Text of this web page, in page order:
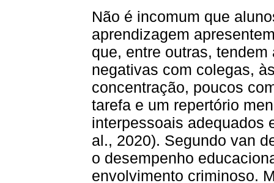
Não é incomum que
aprendizagem
que, entre outras,
negativas com colegas,
concentração, poucos
tarefa e um repertório
interpessoais adequados
al., 2020). Segundo van
o desempenho
envolvimento criminoso.